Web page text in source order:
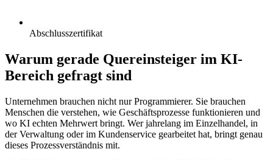
Abschlusszertifikat
Warum gerade Quereinsteiger im KI-
Bereich gefragt sind
Unternehmen brauchen nicht nur Programmierer. Sie brauchen
Menschen die verstehen, wie Geschäftsprozesse funktionieren und
wo KI echten Mehrwert bringt. Wer jahrelang im Einzelhandel, in
der Verwaltung oder im Kundenservice gearbeitet hat, bringt genau
dieses Prozessverständnis mit.